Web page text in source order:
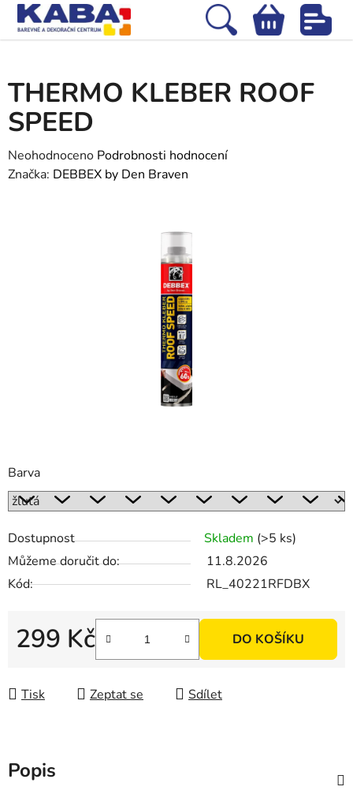
Přejít
obsah
Hledat
NÁKUPNÍ
Barva
Dostupnost Skladem (>5 ks)
Můžeme doručit do:
11.8.2026
Kód:
RL_40221RFDBX
299 Kč DO KOŠÍKU
Tisk Zeptat se Sdílet
THERMO KLEBER ROOF
SPEED
Průměrné
hodnocení
Neohodnoceno Podrobnosti hodnocení
Značka: DEBBEX by Den Braven
Popis